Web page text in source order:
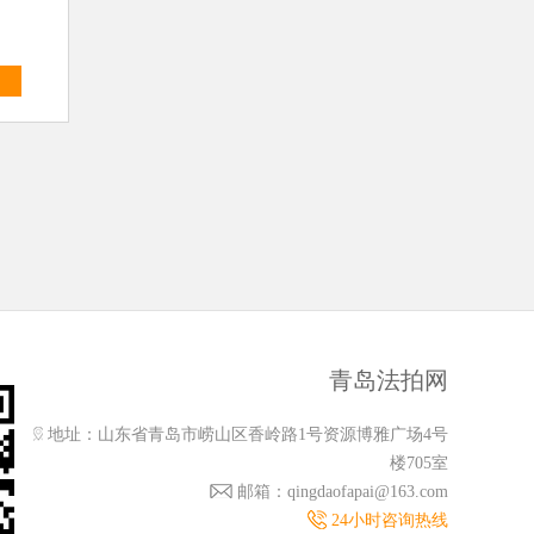
青岛法拍网
地址：山东省青岛市崂山区香岭路1号资源博雅广场4号
楼705室
邮箱：qingdaofapai@163.com
24小时咨询热线